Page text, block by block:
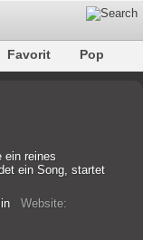
Favorit
Pop
ein reines
ein Song, startet
Website: